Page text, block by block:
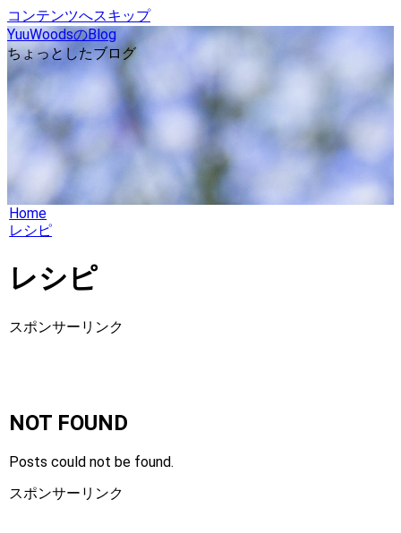
コンテンツへスキップ
YuuWoodsのBlog
ちょっとしたブログ
Home
レシピ
レシピ
スポンサーリンク
NOT FOUND
Posts could not be found.
スポンサーリンク